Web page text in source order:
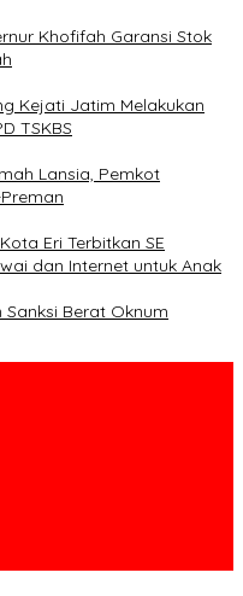
Khofifah Garansi Stok
Kejati Jatim Melakukan
TSKBS
Lansia, Pemkot
Eri Terbitkan SE
dan Internet untuk Anak
Berat Oknum